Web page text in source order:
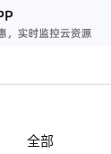
全部